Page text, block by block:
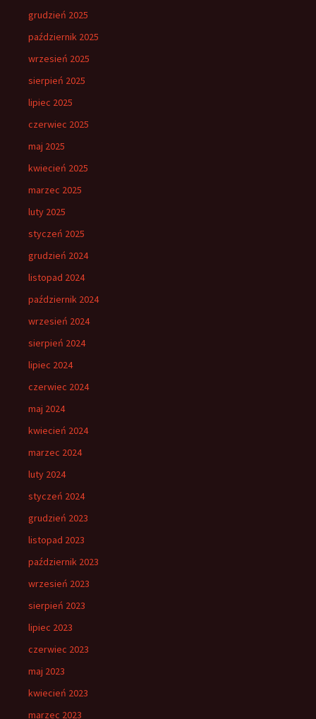
grudzień 2025
październik 2025
wrzesień 2025
sierpień 2025
lipiec 2025
czerwiec 2025
maj 2025
kwiecień 2025
marzec 2025
luty 2025
styczeń 2025
grudzień 2024
listopad 2024
październik 2024
wrzesień 2024
sierpień 2024
lipiec 2024
czerwiec 2024
maj 2024
kwiecień 2024
marzec 2024
luty 2024
styczeń 2024
grudzień 2023
listopad 2023
październik 2023
wrzesień 2023
sierpień 2023
lipiec 2023
czerwiec 2023
maj 2023
kwiecień 2023
marzec 2023